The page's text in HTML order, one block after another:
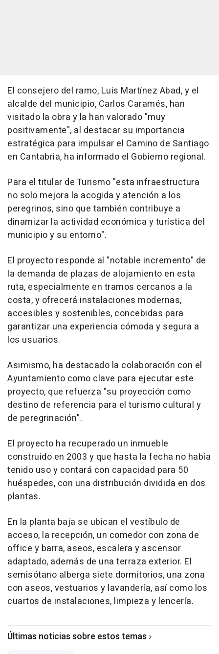
El consejero del ramo, Luis Martínez Abad, y el
alcalde del municipio, Carlos Caramés, han
visitado la obra y la han valorado "muy
positivamente", al destacar su importancia
estratégica para impulsar el Camino de Santiago
en Cantabria, ha informado el Gobierno regional.
Para el titular de Turismo "esta infraestructura
no solo mejora la acogida y atención a los
peregrinos, sino que también contribuye a
dinamizar la actividad económica y turística del
municipio y su entorno".
El proyecto responde al "notable incremento" de
la demanda de plazas de alojamiento en esta
ruta, especialmente en tramos cercanos a la
costa, y ofrecerá instalaciones modernas,
accesibles y sostenibles, concebidas para
garantizar una experiencia cómoda y segura a
los usuarios.
Asimismo, ha destacado la colaboración con el
Ayuntamiento como clave para ejecutar este
proyecto, que refuerza "su proyección como
destino de referencia para el turismo cultural y
de peregrinación".
El proyecto ha recuperado un inmueble
construido en 2003 y que hasta la fecha no había
tenido uso y contará con capacidad para 50
huéspedes, con una distribución dividida en dos
plantas.
En la planta baja se ubican el vestíbulo de
acceso, la recepción, un comedor con zona de
office y barra, aseos, escalera y ascensor
adaptado, además de una terraza exterior. El
semisótano alberga siete dormitorios, una zona
con aseos, vestuarios y lavandería, así como los
cuartos de instalaciones, limpieza y lencería.
Últimas noticias sobre estos temas